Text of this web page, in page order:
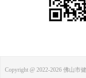
Copyright @ 2022-2026 佛山市